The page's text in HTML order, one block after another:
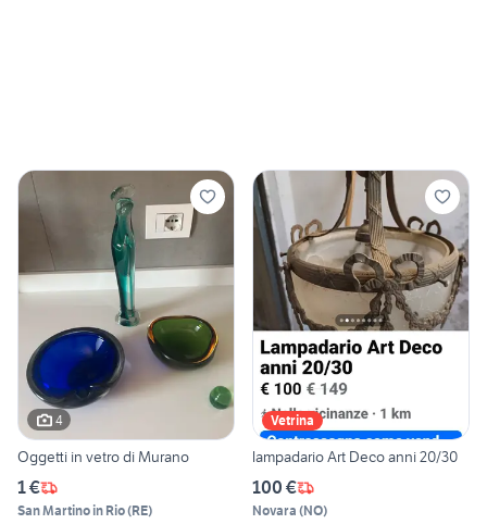
4
Oggetti in vetro di Murano
1 €
San Martino in Rio(RE)
Vetrina
lampadario Art Deco anni 20/30
100 €
Novara (NO)